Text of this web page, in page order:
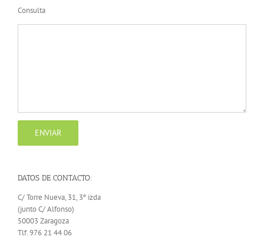
Consulta
DATOS DE CONTACTO:
C/ Torre Nueva, 31, 3º izda
(junto C/ Alfonso)
50003 Zaragoza
Tlf. 976 21 44 06